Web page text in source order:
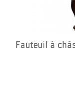
Fauteuil à